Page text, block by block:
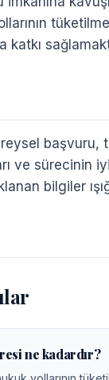
katkı
başvuru,
ve sürecinin
bilgiler
ne kadardır?